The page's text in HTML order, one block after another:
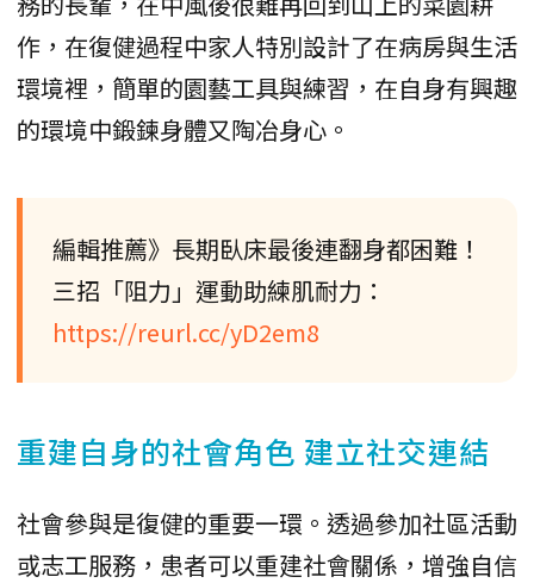
作，在復健過程中家人特別設計了在病房與生活
環境裡，簡單的園藝工具與練習，在自身有興趣
的環境中鍛鍊身體又陶冶身心。
編輯推薦》長期臥床最後連翻身都困難！
三招「阻力」運動助練肌耐力：
https://reurl.cc/yD2em8
重建自身的社會角色 建立社交連結
社會參與是復健的重要一環。透過參加社區活動
或志工服務，患者可以重建社會關係，增強自信